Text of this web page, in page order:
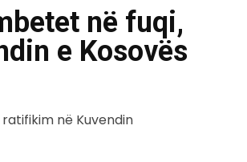
në fuqi,
e Kosovës